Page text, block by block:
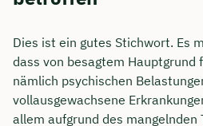
Dies ist ein gutes Stichwort. Es
dass von besagtem Hauptgrund
nämlich psychischen
vollausgewachsene
allem aufgrund des mangelnden